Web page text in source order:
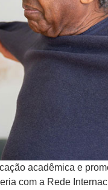
acadêmica e
com a Rede